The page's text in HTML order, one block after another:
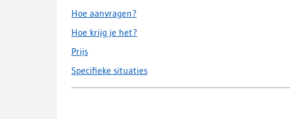
Hoe aanvragen?
Hoe krijg je het?
Prijs
Specifieke situaties